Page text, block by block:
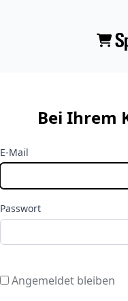
Bei Ihrem
E-Mail
Passwort
Angemeldet bleiben